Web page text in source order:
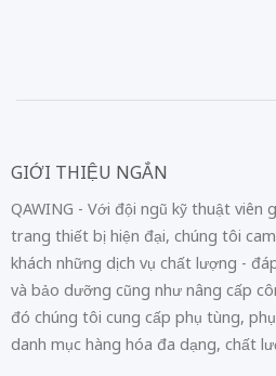
GIỚI THIỆU NGẮN
QAWING - Với đội ngũ kỹ thuật viên
trang thiết bị hiện đại, chúng tôi
khách những dịch vụ chất lượng -
và bảo dưỡng cũng như nâng cấp
đó chúng tôi cung cấp phụ tùng,
danh mục hàng hóa đa dạng, chất